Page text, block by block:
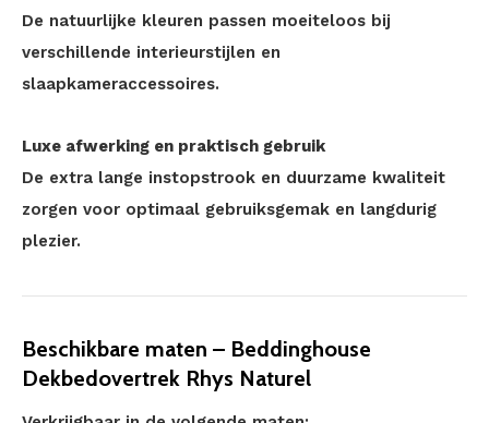
De natuurlijke kleuren passen moeiteloos bij
verschillende interieurstijlen en
slaapkameraccessoires.
Luxe afwerking en praktisch gebruik
De extra lange instopstrook en duurzame kwaliteit
zorgen voor optimaal gebruiksgemak en langdurig
plezier.
Beschikbare maten – Beddinghouse
Dekbedovertrek Rhys Naturel